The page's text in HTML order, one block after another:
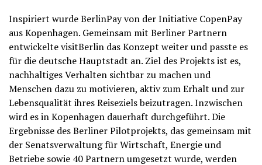
Inspiriert wurde BerlinPay von der Initiative CopenPay
aus Kopenhagen. Gemeinsam mit Berliner Partnern
entwickelte visitBerlin das Konzept weiter und passte es
für die deutsche Hauptstadt an. Ziel des Projekts ist es,
nachhaltiges Verhalten sichtbar zu machen und
Menschen dazu zu motivieren, aktiv zum Erhalt und zur
Lebensqualität ihres Reiseziels beizutragen. Inzwischen
wird es in Kopenhagen dauerhaft durchgeführt. Die
Ergebnisse des Berliner Pilotprojekts, das gemeinsam mit
der Senatsverwaltung für Wirtschaft, Energie und
Betriebe sowie 40 Partnern umgesetzt wurde, werden